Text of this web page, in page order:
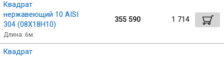
Профлист
Винтовые сваи
Квадрат
нержавеющий 10 AISI
304 (08Х18Н10)
Длина: 6м.
355 590 1 714
Квадрат